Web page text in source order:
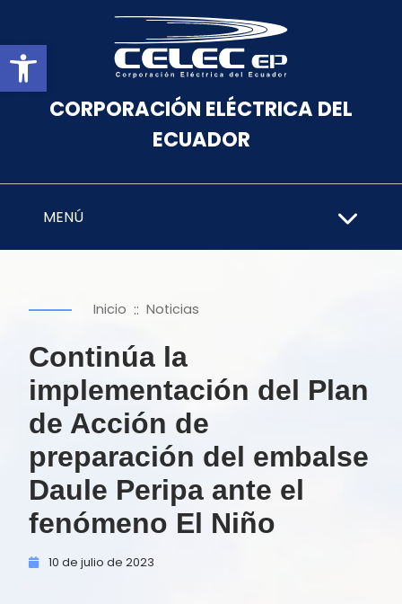
Abrir barra de herramientas
CORPORACIÓN ELÉCTRICA DEL
ECUADOR
MENÚ
Inicio :: Noticias
Continúa la
implementación del Plan
de Acción de
preparación del embalse
Daule Peripa ante el
fenómeno El Niño
10 de julio de 2023